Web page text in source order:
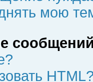
мою